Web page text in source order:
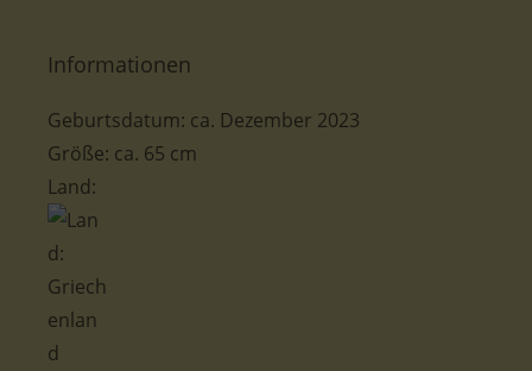
Informationen
Geburtsdatum: ca. Dezember 2023
Größe: ca. 65 cm
Land: